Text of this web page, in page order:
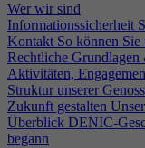
Wer wir sind
Informationssicherheit
Kontakt So können Sie
Rechtliche
Aktivitäten,
Struktur unserer
Zukunft gestalten
Überblick DENIC-
begann